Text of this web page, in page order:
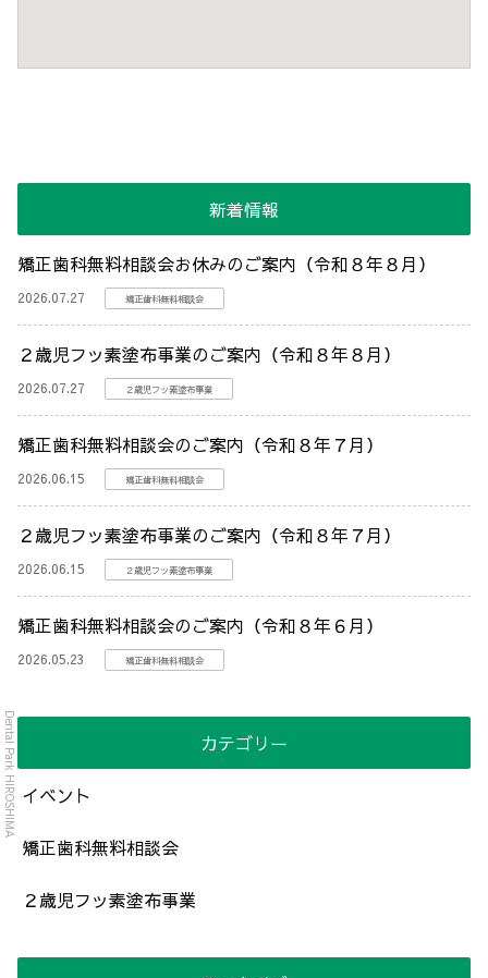
Dental Park HIROSHIMA
新着情報
矯正歯科無料相談会お休みのご案内（令和８年８月）
2026.07.27 矯正歯科無料相談会
２歳児フッ素塗布事業のご案内（令和８年８月）
2026.07.27 ２歳児フッ素塗布事業
矯正歯科無料相談会のご案内（令和８年７月）
2026.06.15 矯正歯科無料相談会
２歳児フッ素塗布事業のご案内（令和８年７月）
2026.06.15 ２歳児フッ素塗布事業
矯正歯科無料相談会のご案内（令和８年６月）
2026.05.23 矯正歯科無料相談会
カテゴリー
イベント
矯正歯科無料相談会
２歳児フッ素塗布事業